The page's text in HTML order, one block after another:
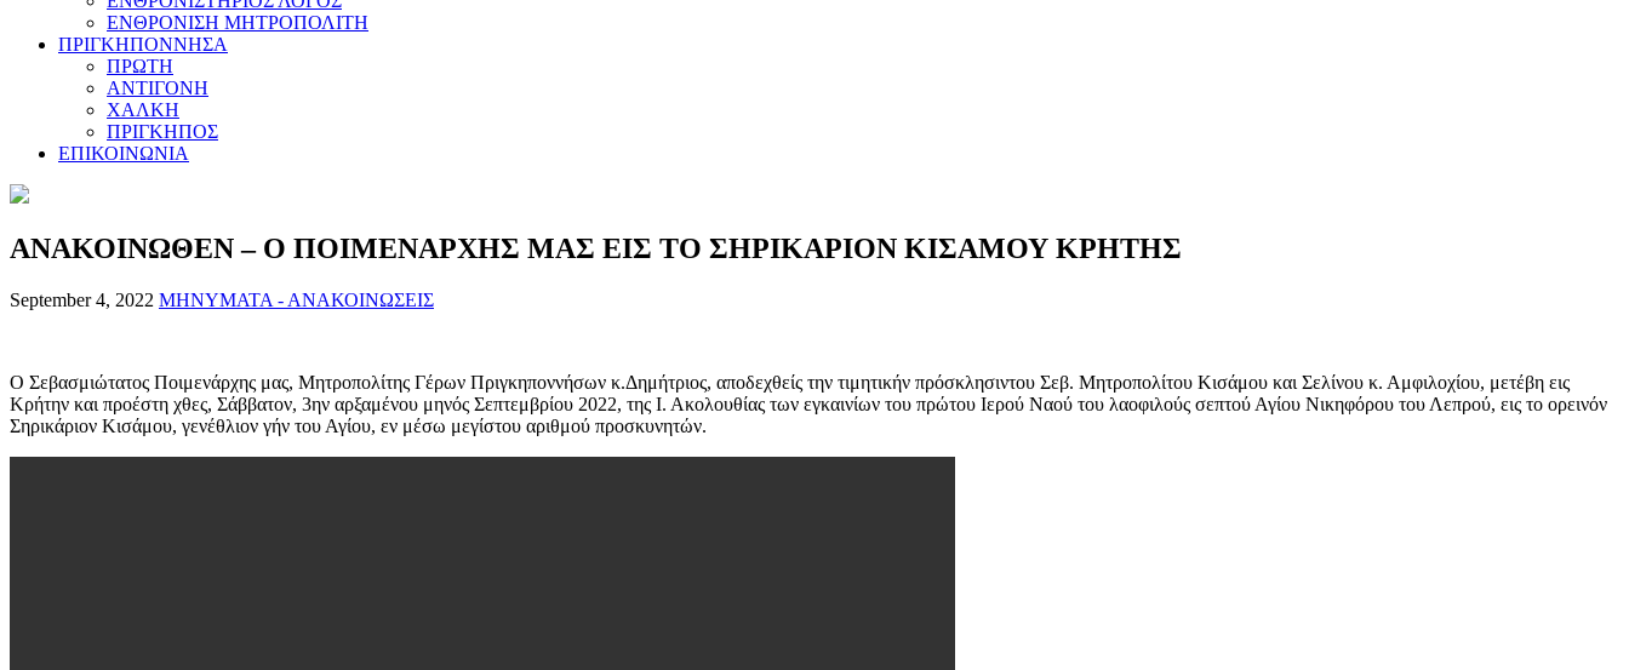
ΕΝΘΡΟΝΙΣΗ ΜΗΤΡΟΠΟΛΙΤΗ
ΠΡΙΓΚΗΠΟΝΝΗΣΑ
ΠΡΩΤΗ
ΑΝΤΙΓΟΝΗ
ΧΑΛΚΗ
ΠΡΙΓΚΗΠΟΣ
ΕΠΙΚΟΙΝΩΝΙΑ
ΑΝΑΚΟΙΝΩΘΕΝ – Ο ΠΟΙΜΕΝΑΡΧΗΣ ΜΑΣ ΕΙΣ ΤΟ ΣΗΡΙΚΑΡΙΟΝ ΚΙΣΑΜΟΥ ΚΡΗΤΗΣ
September 4, 2022 ΜΗΝΥΜΑΤΑ - ΑΝΑΚΟΙΝΩΣΕΙΣ
Ο Σεβασμιώτατος Ποιμενάρχης μας, Μητροπολίτης Γέρων Πριγκηποννήσων κ.Δημήτριος, αποδεχθείς την τιμητικήν πρόσκλησιντου Σεβ. Μητροπολίτου Κισάμου και Σελίνου κ. Αμφιλοχίου, μετέβη εις
Κρήτην και προέστη χθες, Σάββατον, 3ην αρξαμένου μηνός Σεπτεμβρίου 2022, της Ι. Ακολουθίας των εγκαινίων του πρώτου Ιερού Ναού του λαοφιλούς σεπτού Αγίου Νικηφόρου του Λεπρού, εις το ορεινόν
Σηρικάριον Κισάμου, γενέθλιον γήν του Αγίου, εν μέσω μεγίστου αριθμού προσκυνητών.